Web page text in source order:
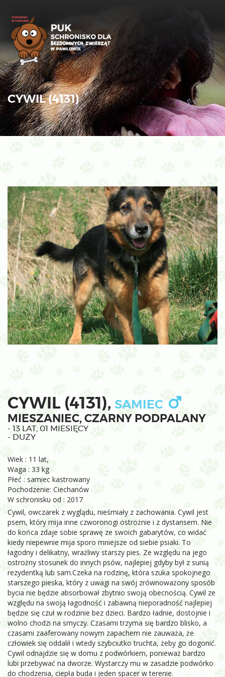
CYWIL (4131)
CYWIL (4131), SAMIEC
MIESZANIEC, CZARNY PODPALANY
- 13 LAT, 01 MIESIĘCY
- DUŻY
Wiek : 11 lat,
Waga : 33 kg
Płeć : samiec kastrowany
Pochodzenie: Ciechanów
W schronisku od : 2017
Cywil, owczarek z wyglądu, nieśmiały z zachowania. Cywil jest
psem, który mija inne czworonogi ostrożnie i z dystansem. Nie
do końca zdaje sobie sprawę ze swoich gabarytów, co widać
kiedy niepewnie mija sporo mniejsze od siebie psiaki. To
łagodny i delikatny, wrażliwy starszy pies. Ze względu na jego
ostrożny stosunek do innych psów, najlepiej gdyby był z sunią
rezydentką lub sam.Czeka na rodzinę, która szuka spokojnego
starszego pieska, który z uwagi na swój zrównoważony sposób
bycia nie będzie absorbował zbytnio swoją obecnością. Cywil ze
względu na swoją łagodność i zabawną nieporadność najlepiej
będzie się czuł w rodzinie bez dzieci. Bardzo ładnie, dostojnie i
wolno chodzi na smyczy. Czasami trzyma się bardzo blisko, a
czasami zaaferowany nowym zapachem nie zauważa, że
człowiek się oddalił i wtedy szybciutko truchta, żeby go dogonić.
Cywil odnajdzie się w domu z podwórkiem, ponieważ bardzo
lubi przebywać na dworze. Wystarczy mu w zasadzie podwórko
do chodzenia, ciepła buda i jeden spacer w terenie.